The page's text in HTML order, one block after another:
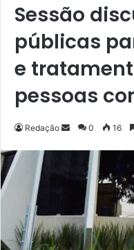
Sessão
públicas
e
pessoas
Redação
m
e
0 16